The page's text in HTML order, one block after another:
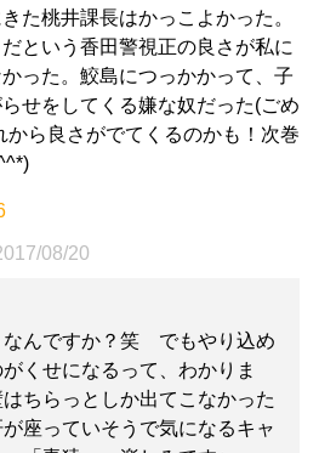
た桃井課長はかっこよかった。
という香田警視正の良さが私に
った。鮫島につっかかって、子
せをしてくる嫌な奴だった(ごめ
から良さがでてくるのかも！次巻
08/20
なんですか？笑 でもやり込め
くせになるって、わかりま
ちらっとしか出てこなかった
座っていそうで気になるキャ